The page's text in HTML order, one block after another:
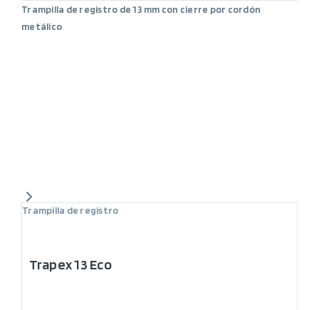
Trampilla de registro de 13 mm con cierre por cordón
metálico
Trampilla de registro
Trapex 13 Eco